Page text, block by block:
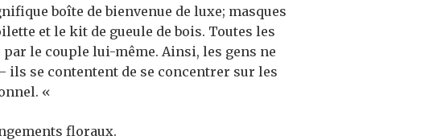
boîte de bienvenue de luxe; masques
et le kit de gueule de bois. Toutes les
le couple lui-même. Ainsi, les gens ne
ils se contentent de se concentrer sur les
«
floraux.